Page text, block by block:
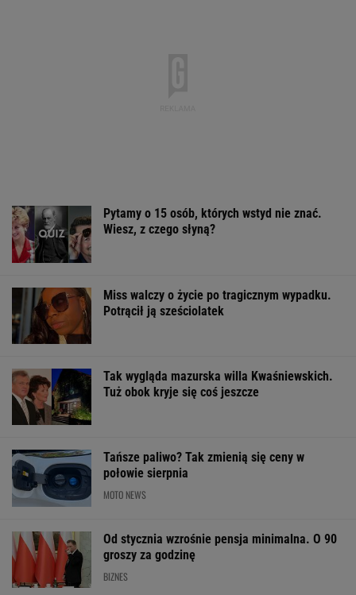
Pytamy o 15 osób, których wstyd nie znać.
Wiesz, z czego słyną?
Miss walczy o życie po tragicznym wypadku.
Potrącił ją sześciolatek
Tak wygląda mazurska willa Kwaśniewskich.
Tuż obok kryje się coś jeszcze
Tańsze paliwo? Tak zmienią się ceny w
połowie sierpnia
MOTO NEWS
Od stycznia wzrośnie pensja minimalna. O 90
groszy za godzinę
BIZNES